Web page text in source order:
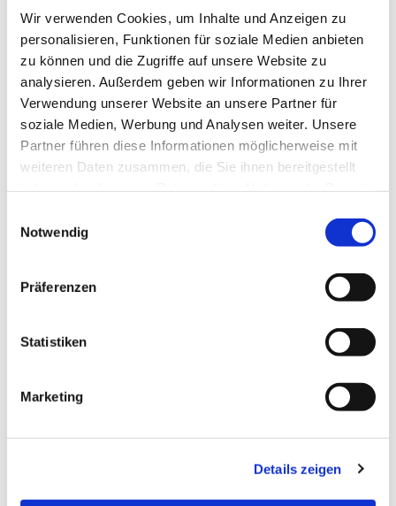
Wir verwenden Cookies, um Inhalte und Anzeigen zu
personalisieren, Funktionen für soziale Medien anbieten
zu können und die Zugriffe auf unsere Website zu
analysieren. Außerdem geben wir Informationen zu Ihrer
Verwendung unserer Website an unsere Partner für
soziale Medien, Werbung und Analysen weiter. Unsere
Partner führen diese Informationen möglicherweise mit
weiteren Daten zusammen, die Sie ihnen bereitgestellt
Notwendig
Präferenzen
Statistiken
Marketing
Details zeigen